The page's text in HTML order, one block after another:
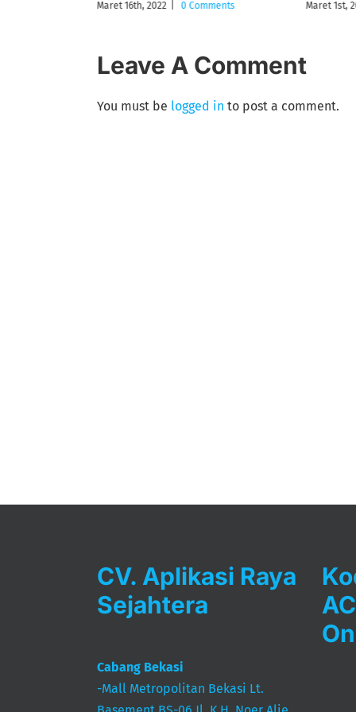
Maret 16th, 2022 0 Comments Maret 1st,
Leave A Comment
You must be logged in to post a comment.
CV. Aplikasi Raya
Sejahtera
Cabang Bekasi
-Mall Metropolitan Bekasi Lt.